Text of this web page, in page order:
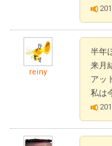
reiny
半年
来月
アッ
私は